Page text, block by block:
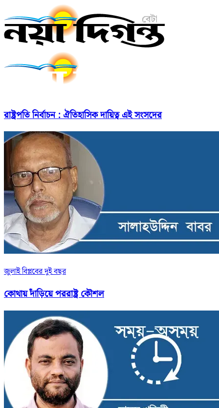
রাষ্ট্রপতি নির্বাচন : ঐতিহাসিক দায়িত্ব এই সংসদের
জুলাই বিপ্লবের দুই বছর
কোথায় দাঁড়িয়ে পররাষ্ট্র কৌশল